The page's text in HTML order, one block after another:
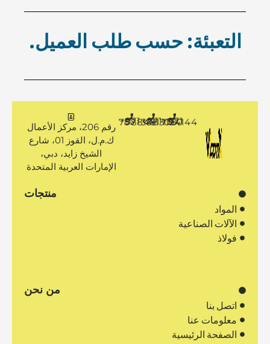
u
+971 50 1194144
+971 4 3883080
+971 50 7888481
رقم 206، مركز الأعمال
ك.م.ل، القوز 01، شارع
الشيخ زايد، دبي،
الإمارات العربية المتحدة
منتجات
المواد
الآلات الصناعية
فولاذ
من نحن
اتصل بنا
معلومات عنا
الصفحة الرئيسية